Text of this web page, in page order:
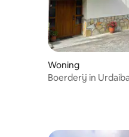
Woning
Boerderij in